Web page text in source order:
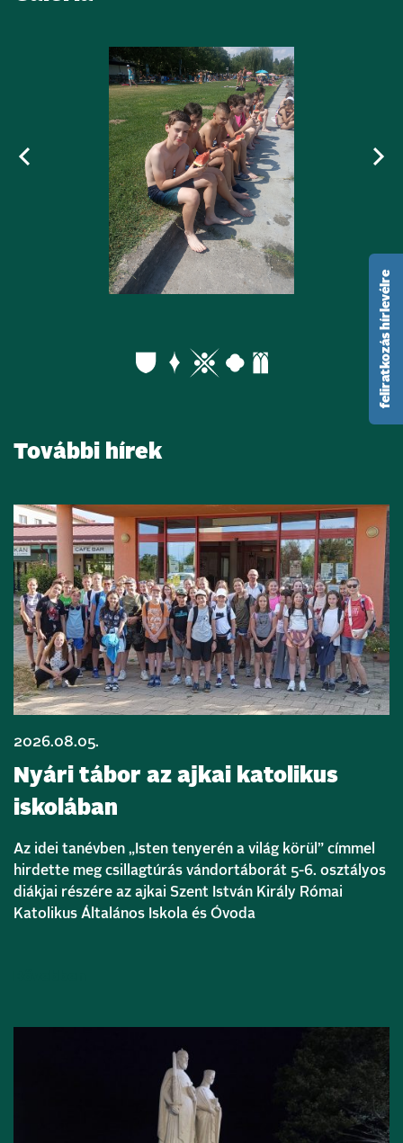
További hírek
2026.08.05.
Nyári tábor az ajkai katolikus
iskolában
Az idei tanévben „Isten tenyerén a világ körül” címmel
hirdette meg csillagtúrás vándortáborát 5-6. osztályos
diákjai részére az ajkai Szent István Király Római
Katolikus Általános Iskola és Óvoda
feliratkozás hírlevélre